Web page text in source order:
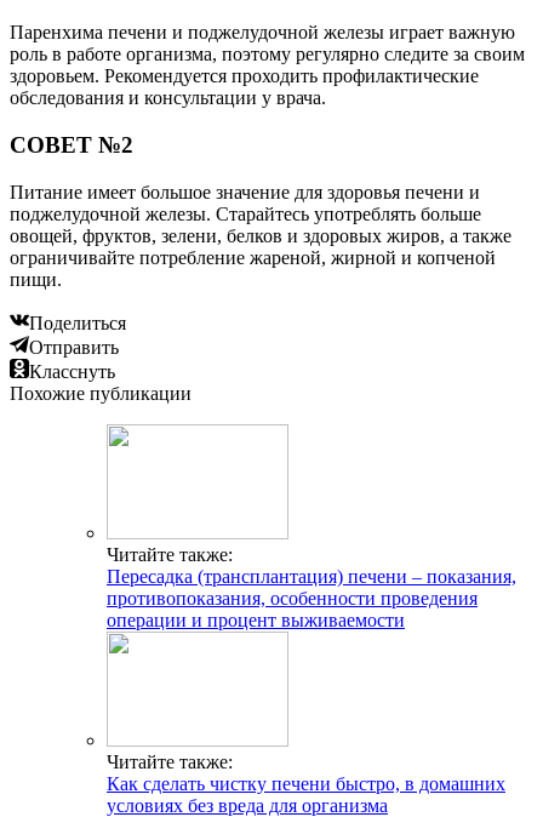
Паренхима печени и поджелудочной железы играет важную
роль в работе организма, поэтому регулярно следите за своим
здоровьем. Рекомендуется проходить профилактические
обследования и консультации у врача.
СОВЕТ №2
Питание имеет большое значение для здоровья печени и
поджелудочной железы. Старайтесь употреблять больше
овощей, фруктов, зелени, белков и здоровых жиров, а также
ограничивайте потребление жареной, жирной и копченой
пищи.
Поделиться
Отправить
Класснуть
Похожие публикации
Читайте также:
Пересадка (трансплантация) печени – показания,
противопоказания, особенности проведения
операции и процент выживаемости
Читайте также:
Как сделать чистку печени быстро, в домашних
условиях без вреда для организма